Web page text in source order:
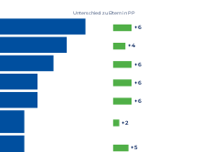
Unterschied zu Eltern in PP
+6
+4
+6
+6
+6
+2
+5